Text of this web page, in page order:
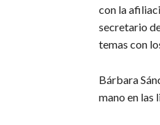
con la
secretario
temas con
Bárbara
mano en las